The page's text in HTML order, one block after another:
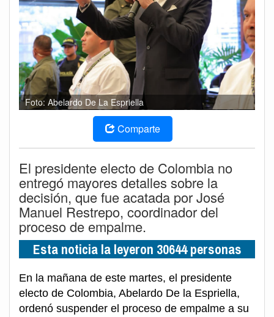
Foto: Abelardo De La Espriella
Comparte
El presidente electo de Colombia no
entregó mayores detalles sobre la
decisión, que fue acatada por José
Manuel Restrepo, coordinador del
proceso de empalme.
Esta noticia la leyeron 30644 personas
En la mañana de este martes, el presidente
electo de Colombia, Abelardo De la Espriella,
ordenó suspender el proceso de empalme a su